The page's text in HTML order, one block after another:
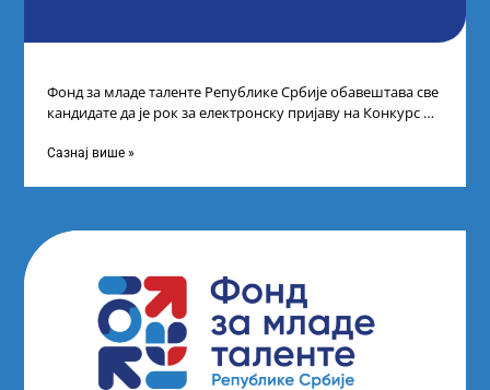
Фонд за младе таленте Републике Србије обавештава све
кандидате да је рок за електронску пријаву на Конкурс за
Сазнај више »